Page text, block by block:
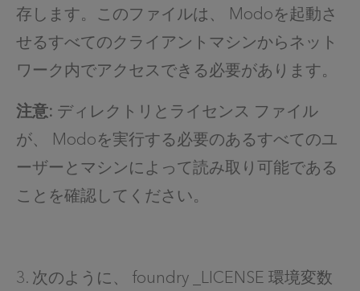
存します。このファイルは、 Modoを起動さ
せるすべてのクライアントマシンからネット
ワーク内でアクセスできる必要があります。
注意: ディレクトリとライセンス ファイル
が、 Modoを実行する必要のあるすべてのユ
ーザーとマシンによって読み取り可能である
ことを確認してください。
3. 次のように、 foundry _LICENSE 環境変数